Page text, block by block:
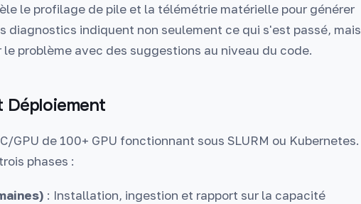
le profilage de pile et la télémétrie matérielle pour générer
diagnostics indiquent non seulement ce qui s'est passé, mais
problème avec des suggestions au niveau du code.
Déploiement
GPU de 100+ GPU fonctionnant sous SLURM ou Kubernetes.
phases :
: Installation, ingestion et rapport sur la capacité